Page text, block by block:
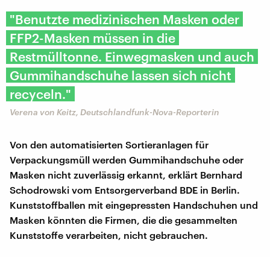
"Benutzte medizinischen Masken oder
FFP2-Masken müssen in die
Restmülltonne. Einwegmasken und auch
Gummihandschuhe lassen sich nicht
recyceln."
Verena von Keitz, Deutschlandfunk-Nova-Reporterin
Von den automatisierten Sortieranlagen für
Verpackungsmüll werden Gummihandschuhe oder
Masken nicht zuverlässig erkannt, erklärt Bernhard
Schodrowski vom Entsorgerverband BDE in Berlin.
Kunststoffballen mit eingepressten Handschuhen und
Masken könnten die Firmen, die die gesammelten
Kunststoffe verarbeiten, nicht gebrauchen.